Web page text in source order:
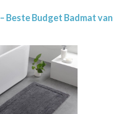
– Beste Budget Badmat van